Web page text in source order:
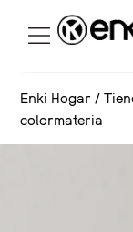
Enki Hogar /
colormateria